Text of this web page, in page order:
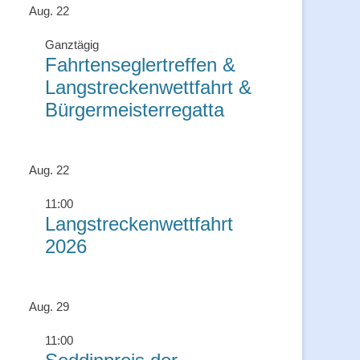
Aug. 22
Ganztägig
Fahrtenseglertreffen &
Langstreckenwettfahrt &
Bürgermeisterregatta
Aug. 22
11:00
Langstreckenwettfahrt
2026
Aug. 29
11:00